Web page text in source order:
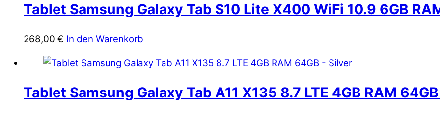
Tablet Samsung Galaxy Tab S10 Lite X400 WiFi 10.9 6GB
268,00 € In den Warenkorb
Tablet Samsung Galaxy Tab A11 X135 8.7 LTE 4GB RAM